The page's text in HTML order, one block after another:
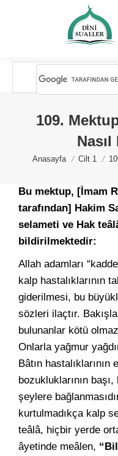
109.
You are here:
Anasayfa Cilt 1
Bu mektup, [İmam
tarafından] Hakim
selameti ve Hak
bildirilmektedir:
Allah adamları
kalp hastalıklarının
giderilmesi, bu
sözleri ilaçtır.
bulunanlar kötü
Onlarla yağmur
Bâtın
bozukluklarının
şeylere
kurtulmadıkça kalp
teâlâ, hiçbir yerde
âyetinde meâlen,